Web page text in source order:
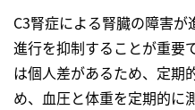
C3腎症による腎臓の障害
進行を抑制することが重要
は個人差があるため、定期
め、血圧と体重を定期的に